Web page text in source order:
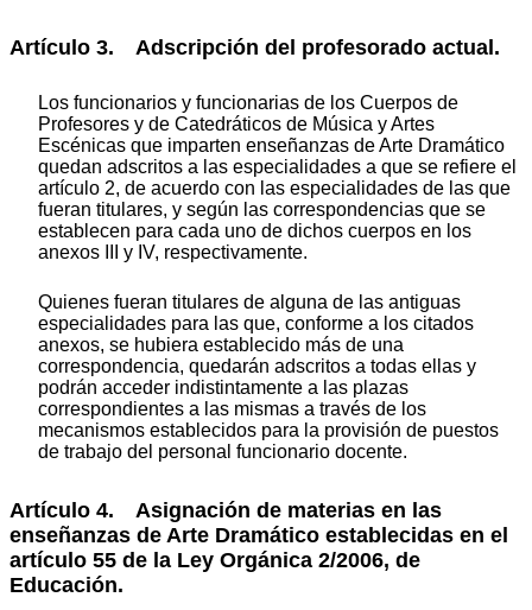
Artículo 3. Adscripción del profesorado actual.
Los funcionarios y funcionarias de los Cuerpos de
Profesores y de Catedráticos de Música y Artes
Escénicas que imparten enseñanzas de Arte Dramático
quedan adscritos a las especialidades a que se refiere el
artículo 2, de acuerdo con las especialidades de las que
fueran titulares, y según las correspondencias que se
establecen para cada uno de dichos cuerpos en los
anexos III y IV, respectivamente.
Quienes fueran titulares de alguna de las antiguas
especialidades para las que, conforme a los citados
anexos, se hubiera establecido más de una
correspondencia, quedarán adscritos a todas ellas y
podrán acceder indistintamente a las plazas
correspondientes a las mismas a través de los
mecanismos establecidos para la provisión de puestos
de trabajo del personal funcionario docente.
Artículo 4. Asignación de materias en las
enseñanzas de Arte Dramático establecidas en el
artículo 55 de la Ley Orgánica 2/2006, de
Educación.